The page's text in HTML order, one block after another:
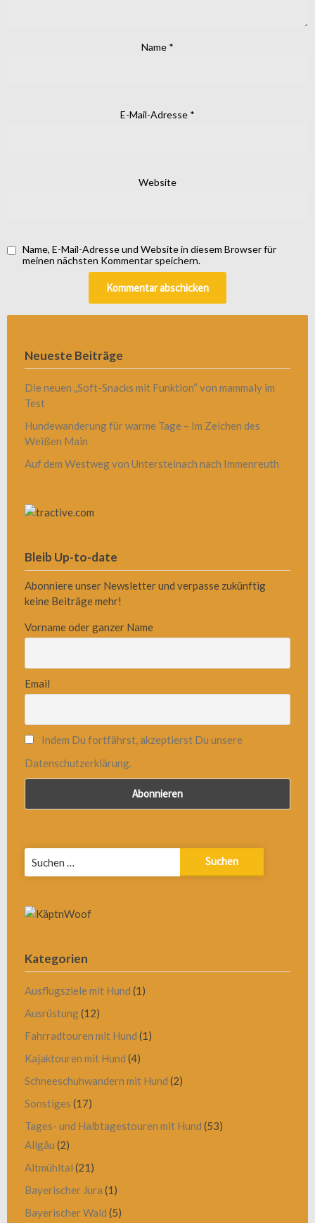
Name *
E-Mail-Adresse *
Website
Name, E-Mail-Adresse und Website in diesem Browser für
meinen nächsten Kommentar speichern.
Neueste Beiträge
Die neuen „Soft-Snacks mit Funktion“ von mammaly im
Test
Hundewanderung für warme Tage – Im Zeichen des
Weißen Main
Auf dem Westweg von Untersteinach nach Immenreuth
Bleib Up-to-date
Abonniere unser Newsletter und verpasse zukünftig
keine Beiträge mehr!
Vorname oder ganzer Name
Email
Indem Du fortfährst, akzeptierst Du unsere
Datenschutzerklärung.
nach:
Kategorien
Ausflugsziele mit Hund (1)
Ausrüstung(12)
Fahrradtouren mit Hund (1)
Kajaktouren mit Hund (4)
Schneeschuhwandern mit Hund (2)
Sonstiges (17)
Tages- und Halbtagestouren mit Hund (53)
Allgäu (2)
Altmühltal (21)
Bayerischer Jura (1)
Bayerischer Wald (5)